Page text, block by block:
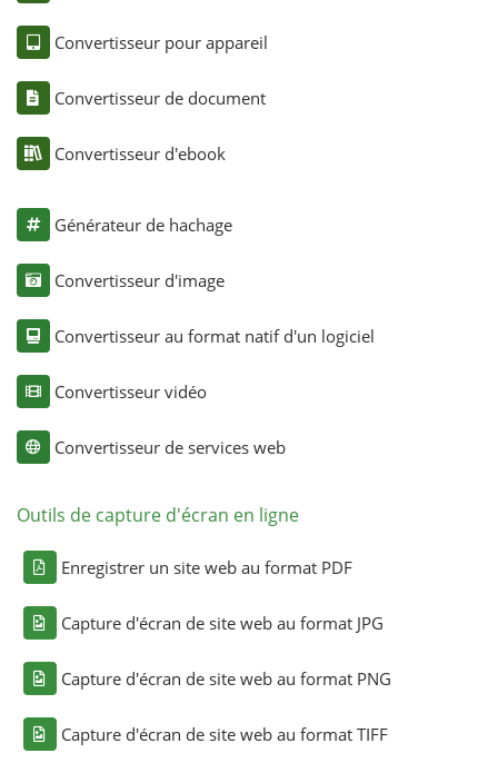
Convertisseur pour appareil
Convertisseur de document
Convertisseur d'ebook
Générateur de hachage
Convertisseur d'image
Convertisseur au format natif d'un logiciel
Convertisseur vidéo
Convertisseur de services web
Outils de capture d'écran en ligne
Enregistrer un site web au format PDF
Capture d'écran de site web au format JPG
Capture d'écran de site web au format PNG
Capture d'écran de site web au format TIFF